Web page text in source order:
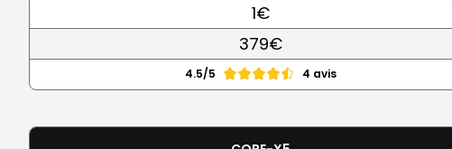
1€
379€
4.5/5 4 avis